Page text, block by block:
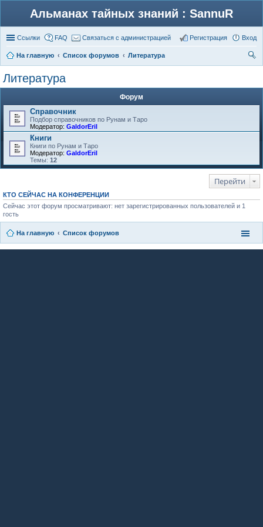
Альманах тайных знаний : SannuR
Ссылки FAQ Связаться с администрацией Вход
Регистрация
На главную Список форумов
Литература
Литература
Форум
Справочник
Подбор справочников по Рунам и Таро
Модератор: GaldorEril
Книги
Книги по Рунам и Таро
Модератор: GaldorEril
Темы: 12
Перейти
КТО СЕЙЧАС НА КОНФЕРЕНЦИИ
Сейчас этот форум просматривают: нет зарегистрированных пользователей и 1
гость
На главную Список форумов